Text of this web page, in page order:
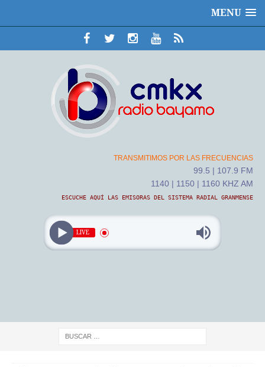
MENU
TRANSMITIMOS POR LAS FRECUENCIAS
99.5 | 107.9 FM
1140 | 1150 | 1160 KHZ AM
ESCUCHE AQUÍ LAS EMISORAS DEL SISTEMA RADIAL GRANMENSE
LIVE